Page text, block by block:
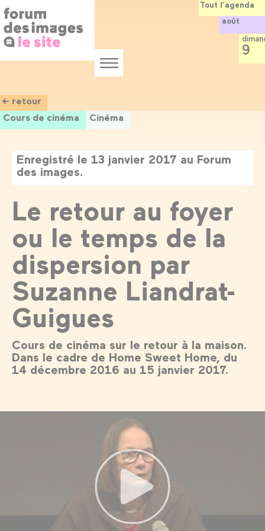
au
contenu
principal
Menu
← retour
Cours de cinéma
Cinéma
Enregistré le 13 janvier 2017 au Forum
des images.
Le retour au foyer
ou le temps de la
dispersion par
Suzanne Liandrat-
Guigues
Cours de cinéma sur le retour à la maison.
Dans le cadre de Home Sweet Home, du
14 décembre 2016 au 15 janvier 2017.
Tout l’agenda
août
9